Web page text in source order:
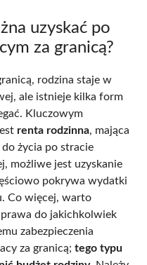
uzyskać po
za granicą?
rodzina staje w
ale istnieje kilka form
Kluczowym
renta rodzinna, mająca
życia po stracie
możliwe jest uzyskanie
pokrywa wydatki
Co więcej, warto
prawa do jakichkolwiek
zabezpieczenia
za granicą; tego typu